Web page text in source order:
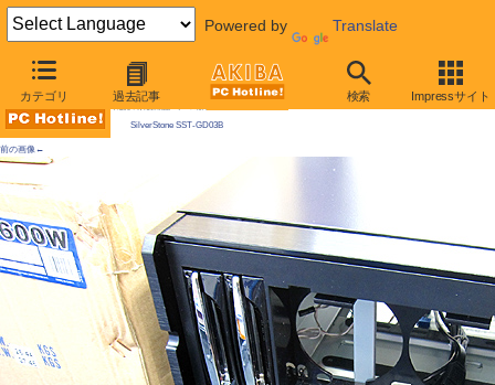
Powered by Translate
カテゴリ 過去記事 検索 Impressサイト
AKIBA PC Hotline! 2009年12月19日号
SilverStone SST-GD03B
前の画像←